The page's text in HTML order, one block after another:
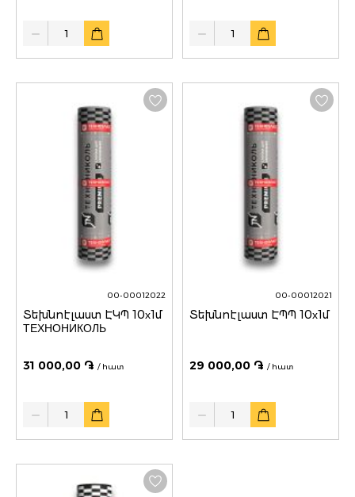
00-00012022
Տեխնոէլաստ ԷԿՊ 10х1մ
ТЕХНОНИКОЛЬ
31 000,00 ֏ / հատ
Quantity
00-00012021
Տեխնոէլաստ ԷՊՊ 10х1մ
29 000,00 ֏ / հատ
Quantity